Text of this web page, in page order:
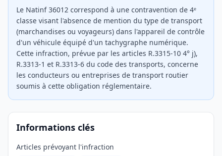
Le Natinf 36012 correspond à une contravention de 4ᵉ
classe visant l'absence de mention du type de transport
(marchandises ou voyageurs) dans l'appareil de contrôle
d'un véhicule équipé d'un tachygraphe numérique.
Cette infraction, prévue par les articles R.3315-10 4° j),
R.3313-1 et R.3313-6 du code des transports, concerne
les conducteurs ou entreprises de transport routier
soumis à cette obligation réglementaire.
Informations clés
Articles prévoyant l'infraction